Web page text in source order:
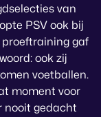
van
PSV ook bij
gaf
ook zij
voetballen.
moment voor
nooit gedacht